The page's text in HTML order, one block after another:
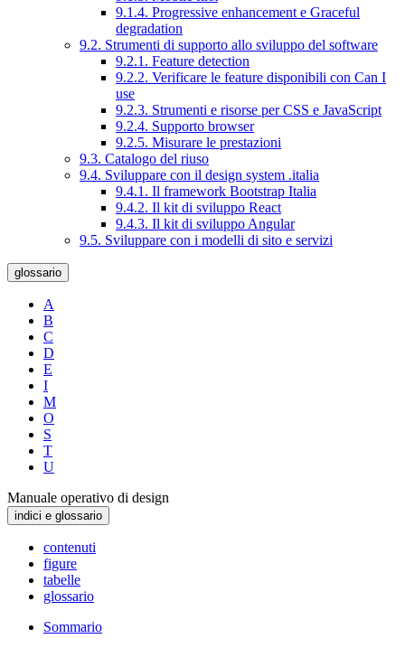
9.1.4. Progressive enhancement e Graceful
degradation
9.2. Strumenti di supporto allo sviluppo del software
9.2.1. Feature detection
9.2.2. Verificare le feature disponibili con Can I
use
9.2.3. Strumenti e risorse per CSS e JavaScript
9.2.4. Supporto browser
9.2.5. Misurare le prestazioni
9.3. Catalogo del riuso
9.4. Sviluppare con il design system .italia
9.4.1. Il framework Bootstrap Italia
9.4.2. Il kit di sviluppo React
9.4.3. Il kit di sviluppo Angular
9.5. Sviluppare con i modelli di sito e servizi
glossario
A
B
C
D
E
I
M
O
S
T
U
Manuale operativo di design
indici e glossario
contenuti
figure
tabelle
glossario
Sommario